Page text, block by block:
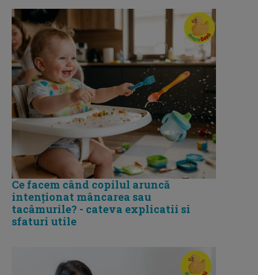
Ce facem când copilul aruncă
intenționat mâncarea sau
tacâmurile? - cateva explicatii si
sfaturi utile